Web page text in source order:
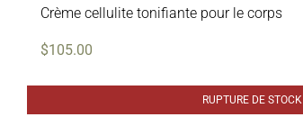
RUPTURE DE STOCK
Crème cellulite tonifiante pour le corps
$105.00